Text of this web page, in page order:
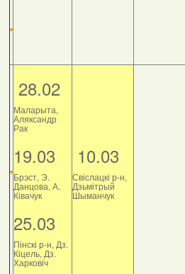
28.02
Маларыта,
Аляксандр
Рак
19.03
Брэст, Э.
Данцова, А.
Ківачук
25.03
Пінскі р-н, Дз.
Кіцель, Дз.
Харковіч
10.03
Свіслацкі р-н,
Дзьмітрый
Шыманчук